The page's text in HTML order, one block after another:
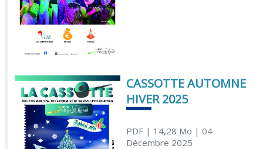
CASSOTTE AUTOMNE
HIVER 2025
PDF| 14,28 Mo | 04
Décembre 2025